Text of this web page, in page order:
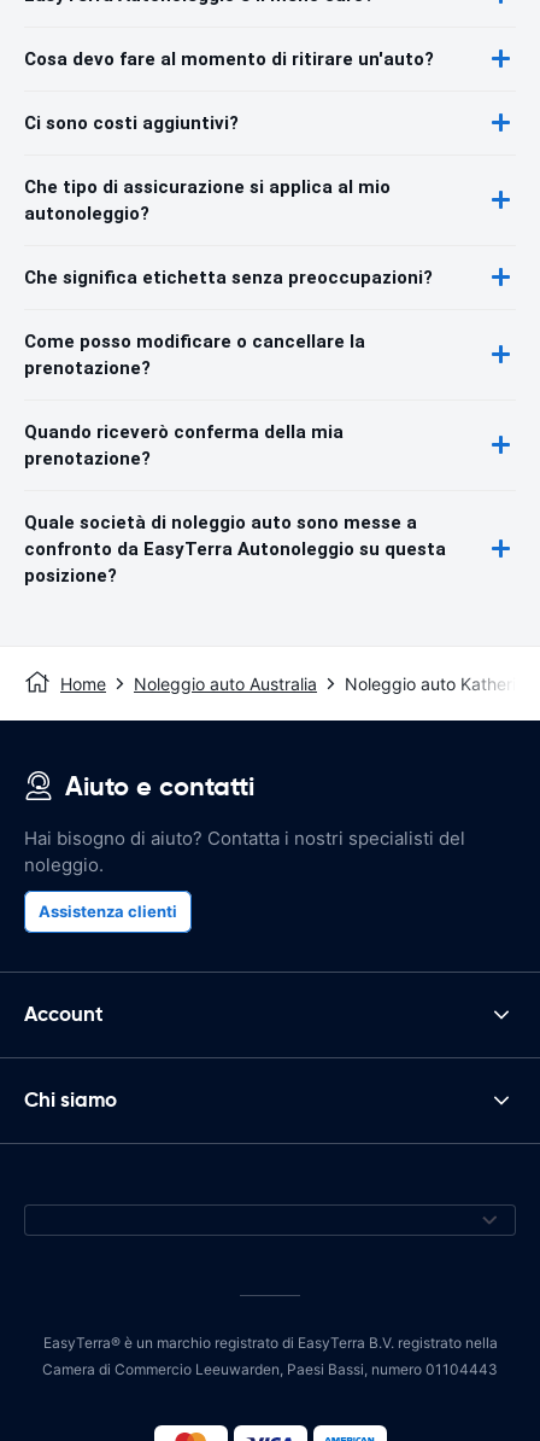
Cosa devo fare al momento di ritirare un'auto?
Ci sono costi aggiuntivi?
Che tipo di assicurazione si applica al mio
autonoleggio?
Che significa etichetta senza preoccupazioni?
Come posso modificare o cancellare la
prenotazione?
Quando riceverò conferma della mia
prenotazione?
Quale società di noleggio auto sono messe a
confronto da EasyTerra Autonoleggio su questa
posizione?
Home Noleggio auto Australia Noleggio auto Katherine
Aiuto e contatti
Hai bisogno di aiuto? Contatta i nostri specialisti del
noleggio.
Assistenza clienti
Account
Chi siamo
EasyTerra® è un marchio registrato di EasyTerra B.V. registrato nella
Camera di Commercio Leeuwarden, Paesi Bassi, numero 01104443